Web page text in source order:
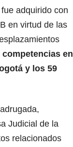
adquirido con
en virtud de las
en
y los 59
Judicial de la
relacionados